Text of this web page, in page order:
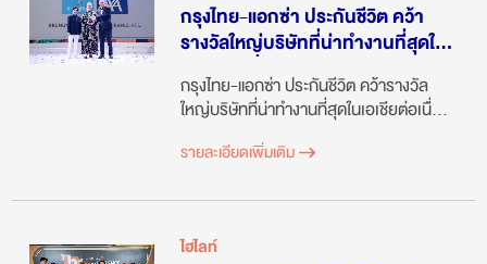
กรุงไทย-แอกซ่า ประกันชีวิต คว้า
รางวัลใหญ่บริษัทที่น่าทำงานที่สุดใน
เอเชียต่อเนื่อง 4 ปีซ้อนจาก HR Asia
Awards 2023
กรุงไทย-แอกซ่า ประกันชีวิต คว้ารางวัล
ใหญ่บริษัทที่น่าทำงานที่สุดในเอเชียต่อเนื่อง
รายละเอียดเพิ่มเติม
ไฮไลท์